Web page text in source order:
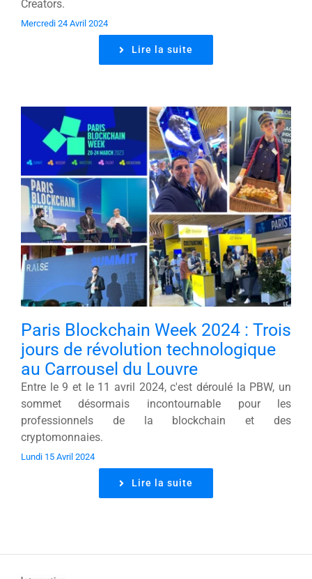
Creators.
Mercredi 24 Avril 2024
Lire la suite
Paris Blockchain Week 2024 : Trois
jours de révolution technologique
au Carrousel du Louvre
Entre le 9 et le 11 avril 2024, c'est déroulé la PBW, un
sommet désormais incontournable pour les
professionnels de la blockchain et des
cryptomonnaies.
Lundi 15 Avril 2024
Lire la suite